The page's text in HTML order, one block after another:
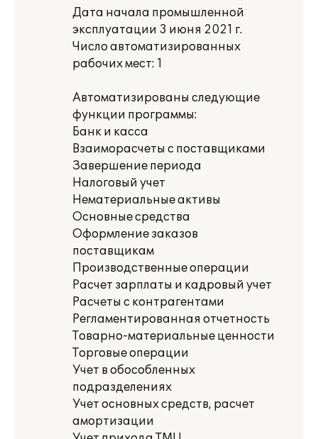
Дата начала промышленной
эксплуатации 3 июня 2021 г.
Число автоматизированных
рабочих мест: 1
Автоматизированы следующие
функции программы:
Банк и касса
Взаиморасчеты с поставщиками
Завершение периода
Налоговый учет
Нематериальные активы
Основные средства
Оформление заказов
поставщикам
Производственные операции
Расчет зарплаты и кадровый учет
Расчеты с контрагентами
Регламентированная отчетность
Товарно-материальные ценности
Торговые операции
Учет в обособленных
подразделениях
Учет основных средств, расчет
амортизации